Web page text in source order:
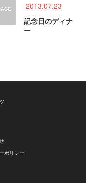
2013.07.23
記念日のディナ
ー
ポリシー